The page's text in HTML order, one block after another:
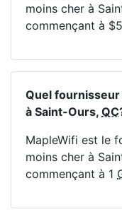
moins cher à
commençant à
Quel
à Saint-Ours, QC
MapleWifi est le
moins cher à
commençant à 1